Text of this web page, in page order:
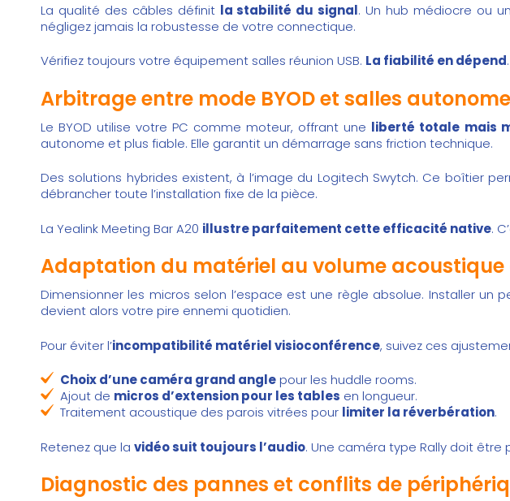
La qualité des câbles définit la stabilité du signal. Un hub médiocre ou
négligez jamais la robustesse de votre connectique.
Vérifiez toujours votre équipement salles réunion USB. La fiabilité en dépend.
Arbitrage entre mode BYOD et salles
Le BYOD utilise votre PC comme moteur, offrant une liberté totale mais
autonome et plus fiable. Elle garantit un démarrage sans friction technique.
Des solutions hybrides existent, à l’image du Logitech Swytch. Ce boîtier
débrancher toute l’installation fixe de la pièce.
La Yealink Meeting Bar A20 illustre parfaitement cette efficacité native.
Adaptation du matériel au volume acoustique
Dimensionner les micros selon l’espace est une règle absolue. Installer
devient alors votre pire ennemi quotidien.
Pour éviter l’incompatibilité matériel visioconférence, suivez ces
Choix d’une caméra grand anglepour les huddle rooms.
Ajout de micros d’extension pour les tables en longueur.
Traitement acoustique des parois vitrées pour limiter la réverbération.
Retenez que la vidéo suit toujours l’audio. Une caméra type Rally doit
Diagnostic des pannes et conflits de